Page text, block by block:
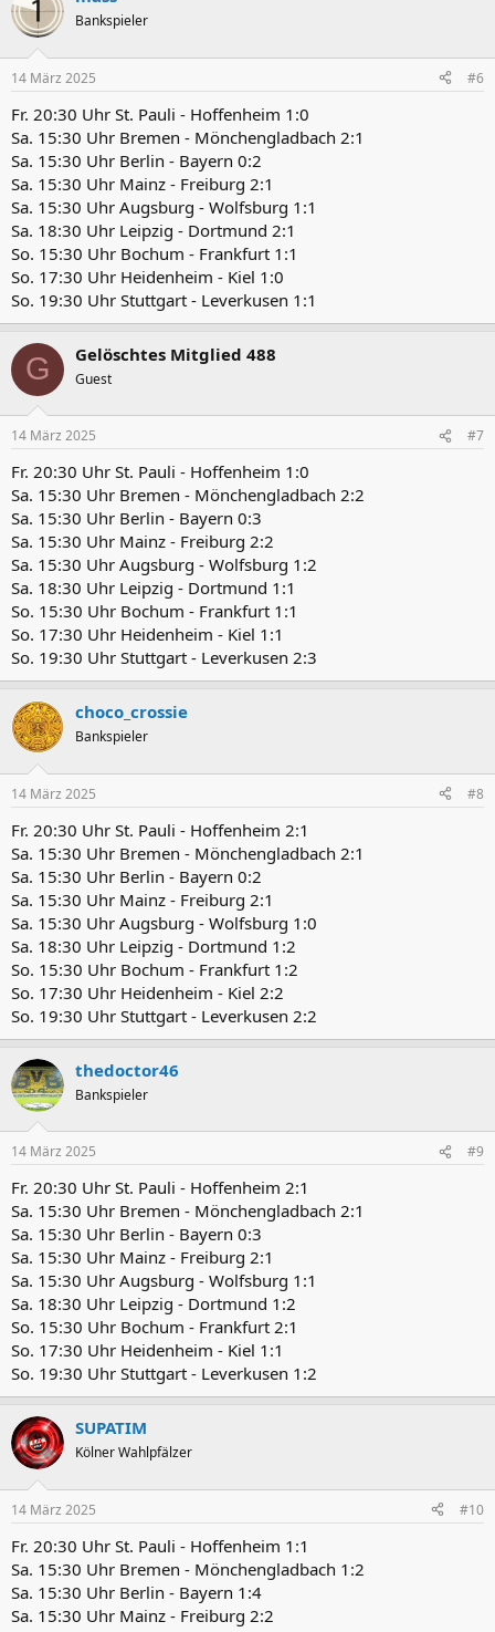
Bankspieler
14 März 2025 #6
Fr. 20:30 Uhr St. Pauli - Hoffenheim 1:0
Sa. 15:30 Uhr Bremen - Mönchengladbach 2:1
Sa. 15:30 Uhr Berlin - Bayern 0:2
Sa. 15:30 Uhr Mainz - Freiburg 2:1
Sa. 15:30 Uhr Augsburg - Wolfsburg 1:1
Sa. 18:30 Uhr Leipzig - Dortmund 2:1
So. 15:30 Uhr Bochum - Frankfurt 1:1
So. 17:30 Uhr Heidenheim - Kiel 1:0
So. 19:30 Uhr Stuttgart - Leverkusen 1:1
G Gelöschtes Mitglied 488
Guest
14 März 2025 #7
Fr. 20:30 Uhr St. Pauli - Hoffenheim 1:0
Sa. 15:30 Uhr Bremen - Mönchengladbach 2:2
Sa. 15:30 Uhr Berlin - Bayern 0:3
Sa. 15:30 Uhr Mainz - Freiburg 2:2
Sa. 15:30 Uhr Augsburg - Wolfsburg 1:2
Sa. 18:30 Uhr Leipzig - Dortmund 1:1
So. 15:30 Uhr Bochum - Frankfurt 1:1
So. 17:30 Uhr Heidenheim - Kiel 1:1
So. 19:30 Uhr Stuttgart - Leverkusen 2:3
choco_crossie
Bankspieler
14 März 2025 #8
Fr. 20:30 Uhr St. Pauli - Hoffenheim 2:1
Sa. 15:30 Uhr Bremen - Mönchengladbach 2:1
Sa. 15:30 Uhr Berlin - Bayern 0:2
Sa. 15:30 Uhr Mainz - Freiburg 2:1
Sa. 15:30 Uhr Augsburg - Wolfsburg 1:0
Sa. 18:30 Uhr Leipzig - Dortmund 1:2
So. 15:30 Uhr Bochum - Frankfurt 1:2
So. 17:30 Uhr Heidenheim - Kiel 2:2
So. 19:30 Uhr Stuttgart - Leverkusen 2:2
thedoctor46
Bankspieler
14 März 2025 #9
Fr. 20:30 Uhr St. Pauli - Hoffenheim 2:1
Sa. 15:30 Uhr Bremen - Mönchengladbach 2:1
Sa. 15:30 Uhr Berlin - Bayern 0:3
Sa. 15:30 Uhr Mainz - Freiburg 2:1
Sa. 15:30 Uhr Augsburg - Wolfsburg 1:1
Sa. 18:30 Uhr Leipzig - Dortmund 1:2
So. 15:30 Uhr Bochum - Frankfurt 2:1
So. 17:30 Uhr Heidenheim - Kiel 1:1
So. 19:30 Uhr Stuttgart - Leverkusen 1:2
SUPATIM
Kölner Wahlpfälzer
14 März 2025 #10
Fr. 20:30 Uhr St. Pauli - Hoffenheim 1:1
Sa. 15:30 Uhr Bremen - Mönchengladbach 1:2
Sa. 15:30 Uhr Berlin - Bayern 1:4
Sa. 15:30 Uhr Mainz - Freiburg 2:2